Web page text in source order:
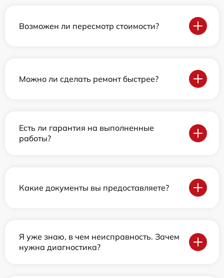
Возможен ли пересмотр стоимости?
Можно ли сделать ремонт быстрее?
Есть ли гарантия на выполненные
работы?
Какие документы вы предоставляете?
Я уже знаю, в чем неисправность. Зачем
нужна диагностика?